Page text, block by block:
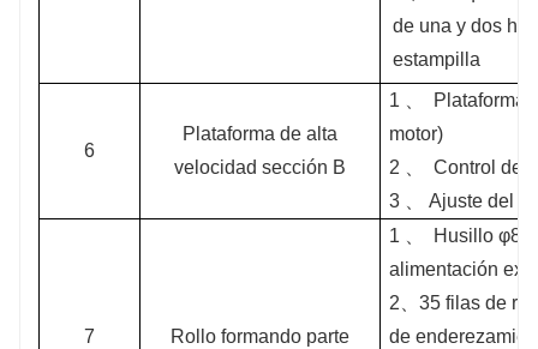
de una y dos
estampilla
6
Plataforma de alta
velocidad sección B
1 、
Plataforma
motor)
2 、
Control de
3 、 Ajuste del
7 Rollo formando parte
1 、
Husillo φ80
alimentación
2、35 filas de
de